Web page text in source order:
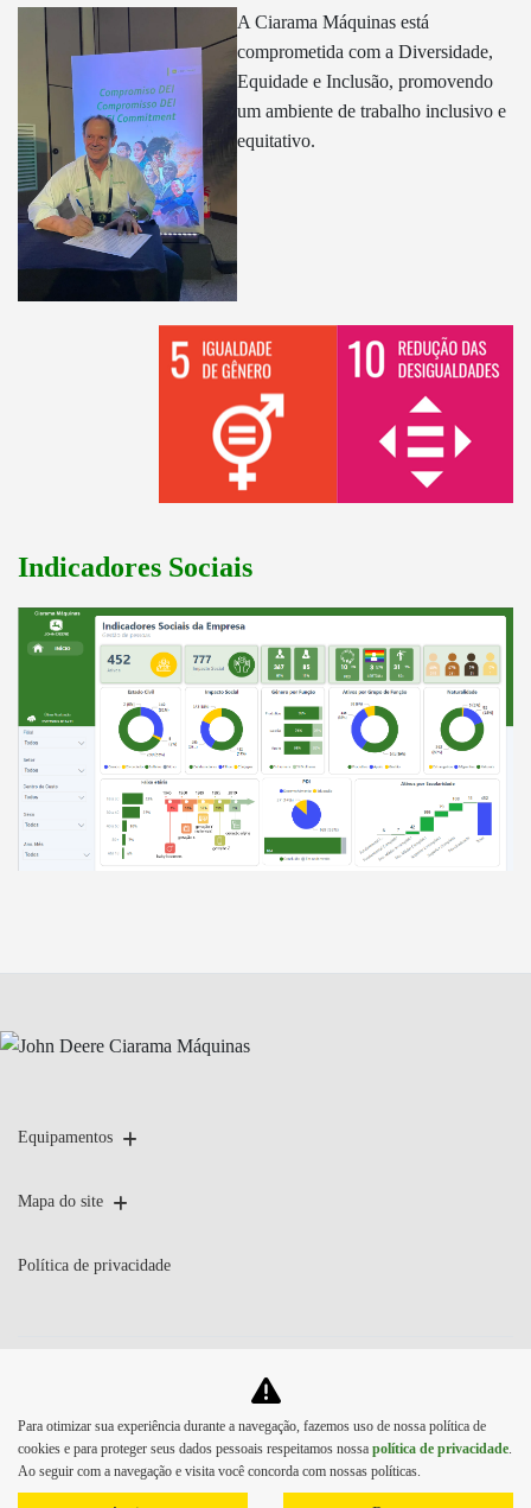
A Ciarama Máquinas está
comprometida com a Diversidade,
Equidade e Inclusão, promovendo
um ambiente de trabalho inclusivo e
equitativo.
Indicadores Sociais
Equipamentos
Mapa do site
Política de privacidade
No trânsito, enxergar o outro
salva vidas.
Para otimizar sua experiência durante a navegação, fazemos uso de nossa política de
cookies e para proteger seus dados pessoais respeitamos nossa política de privacidade.
Ao seguir com a navegação e visita você concorda com nossas políticas.